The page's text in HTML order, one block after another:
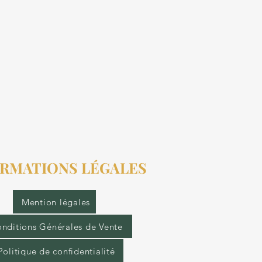
LÉGALES
Mention légales
Générales de Vente
de confidentialité